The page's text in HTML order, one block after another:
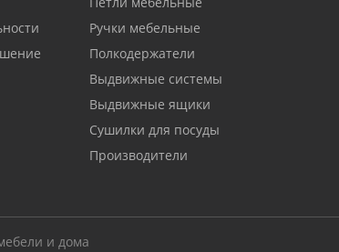
Ручки мебельные
Полкодержатели
Выдвижные системы
Выдвижные ящики
Сушилки для посуды
Производители
и дома